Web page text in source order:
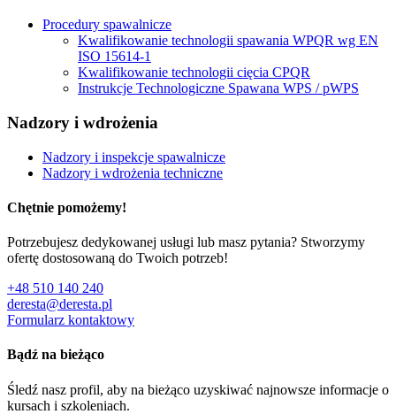
Procedury spawalnicze
Kwalifikowanie technologii spawania WPQR wg EN
ISO 15614-1
Kwalifikowanie technologii cięcia CPQR
Instrukcje Technologiczne Spawana WPS / pWPS
Nadzory i wdrożenia
Nadzory i inspekcje spawalnicze
Nadzory i wdrożenia techniczne
Chętnie pomożemy!
Potrzebujesz dedykowanej usługi lub masz pytania? Stworzymy
ofertę dostosowaną do Twoich potrzeb!
+48 510 140 240
deresta@deresta.pl
Formularz kontaktowy
Bądź na bieżąco
Śledź nasz profil, aby na bieżąco uzyskiwać najnowsze informacje o
kursach i szkoleniach.